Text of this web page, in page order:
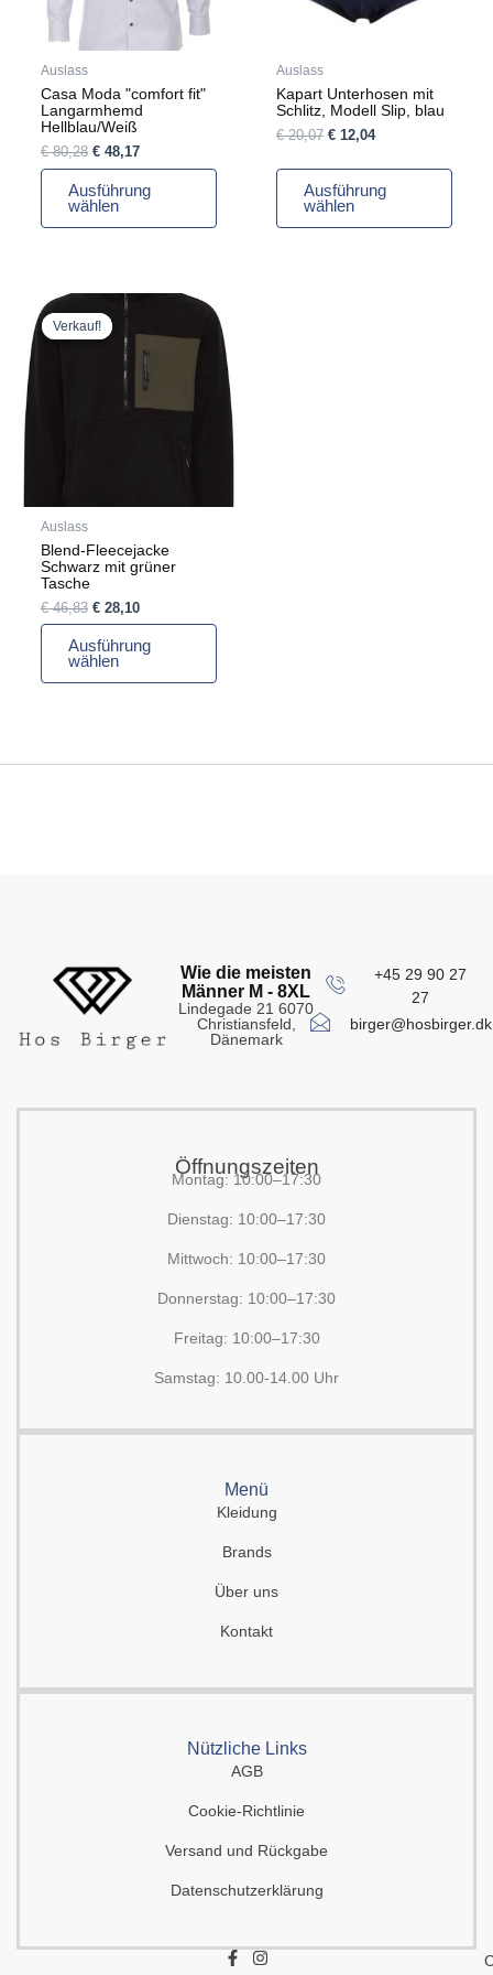
Auslass
Casa Moda "comfort fit"
Langarmhemd
Hellblau/Weiß
€80,28 €48,17
Ausführung
wählen
Optionen
können
der
Produktseite
gewählt
werden
Auslass
Kapart Unterhosen mit
Schlitz, Modell Slip, blau
€20,07 €12,04
Ausführung
wählen
Optionen
der
Produktseite
gewählt
werden
Verkauf!
Verkauf!
Auslass
Blend-Fleecejacke
Schwarz mit grüner
Tasche
€46,83
Ursprünglicher
Preis
war:
€ 46,83
€28,10
Aktueller
ist:
€ 28,10.
Ausführung
wählen
Dieses
Produkt
auf
der
Produktseite
gewählt
werden
Wie die meisten
Männer M - 8XL
Lindegade 21 6070
Christiansfeld,
Dänemark
+45 29 90 27
27
birger@hosbirger.dk
Öffnungszeiten
Montag: 10:00–17:30
Dienstag: 10:00–17:30
Mittwoch: 10:00–17:30
Donnerstag: 10:00–17:30
Freitag: 10:00–17:30
Samstag: 10.00-14.00 Uhr
Menü
Kleidung
Brands
Über uns
Kontakt
Nützliche Links
AGB
Cookie-Richtlinie
Versand und Rückgabe
Datenschutzerklärung
F
I